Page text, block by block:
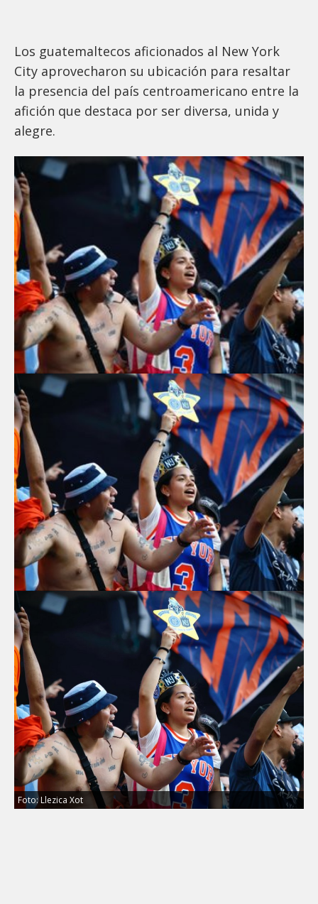
Los guatemaltecos aficionados al New York
City aprovecharon su ubicación para resaltar
la presencia del país centroamericano entre la
afición que destaca por ser diversa, unida y
alegre.
Foto: Llezica Xot